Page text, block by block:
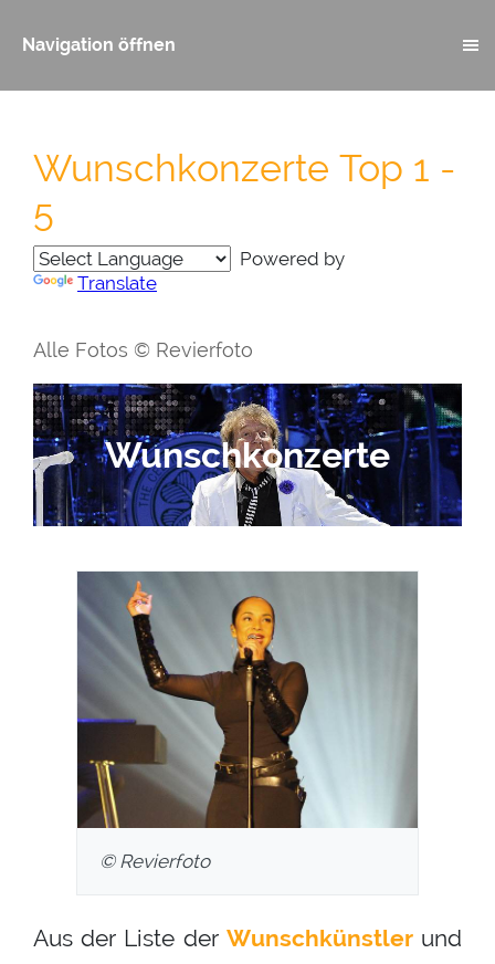
Navigation öffnen
Wunschkonzerte Top 1 -
5
Powered by
Translate
Alle Fotos © Revierfoto
Wunschkonzerte
© Revierfoto
Aus der Liste der Wunschkünstlerund